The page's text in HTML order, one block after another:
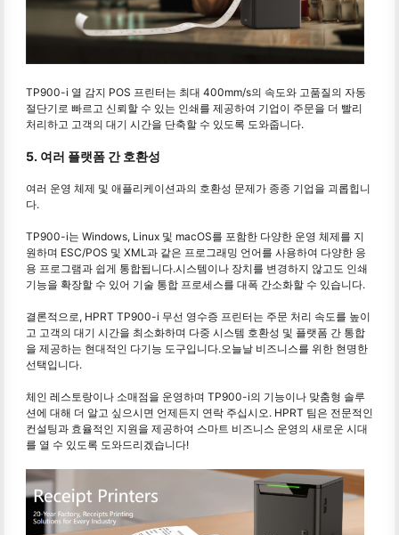
TP900-i 열 감지 POS 프린터는 최대 400mm/s의 속도와 고품질의 자동
절단기로 빠르고 신뢰할 수 있는 인쇄를 제공하여 기업이 주문을 더 빨리
처리하고 고객의 대기 시간을 단축할 수 있도록 도와줍니다.
5. 여러 플랫폼 간 호환성
여러 운영 체제 및 애플리케이션과의 호환성 문제가 종종 기업을 괴롭힙니
다.
TP900-i는 Windows, Linux 및 macOS를 포함한 다양한 운영 체제를 지
원하며 ESC/POS 및 XML과 같은 프로그래밍 언어를 사용하여 다양한 응
용 프로그램과 쉽게 통합됩니다.시스템이나 장치를 변경하지 않고도 인쇄
기능을 확장할 수 있어 기술 통합 프로세스를 대폭 간소화할 수 있습니다.
결론적으로, HPRT TP900-i 무선 영수증 프린터는 주문 처리 속도를 높이
고 고객의 대기 시간을 최소화하며 다중 시스템 호환성 및 플랫폼 간 통합
을 제공하는 현대적인 다기능 도구입니다.오늘날 비즈니스를 위한 현명한
선택입니다.
체인 레스토랑이나 소매점을 운영하며 TP900-i의 기능이나 맞춤형 솔루
션에 대해 더 알고 싶으시면 언제든지 연락 주십시오. HPRT 팀은 전문적인
컨설팅과 효율적인 지원을 제공하여 스마트 비즈니스 운영의 새로운 시대
를 열 수 있도록 도와드리겠습니다!